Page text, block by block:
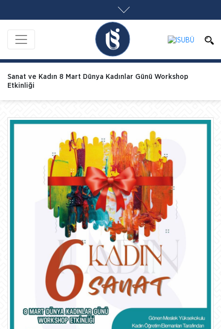
Sanat ve Kadın 8 Mart Dünya Kadınlar Günü Workshop
Etkinliği